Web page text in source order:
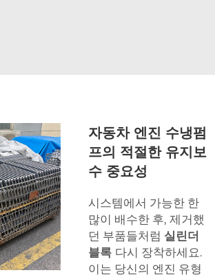
자동차 엔진 수냉펌
프의 적절한 유지보
수 중요성
시스템에서 가능한 한
많이 배수한 후, 제거했
던 부품들처럼 실린더
블록 다시 장착하세요.
이는 당신의 엔진 유형